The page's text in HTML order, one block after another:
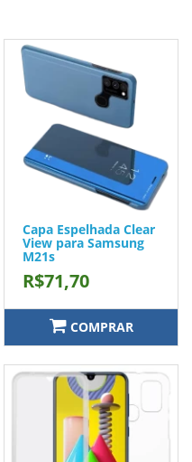
Capa Espelhada Clear
View para Samsung
M21s
R$71,70
COMPRAR